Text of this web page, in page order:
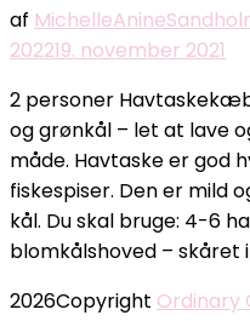
af
202219. november 2021
2 personer
og grønkål – let at lave
måde. Havtaske er god
fiskespiser. Den er mild
kål. Du skal bruge: 4-6
blomkålshoved – skåret
2026Copyright Ordinary